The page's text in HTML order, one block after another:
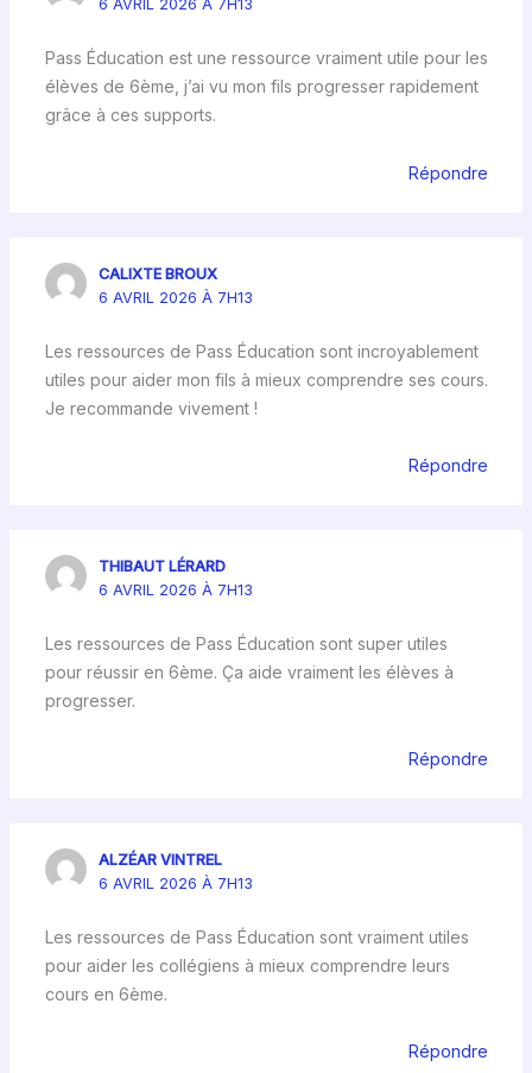
6 AVRIL 2026 À 7H13
Pass Éducation est une ressource vraiment utile pour les
élèves de 6ème, j’ai vu mon fils progresser rapidement
grâce à ces supports.
Répondre
CALIXTE BROUX
6 AVRIL 2026 À 7H13
Les ressources de Pass Éducation sont incroyablement
utiles pour aider mon fils à mieux comprendre ses cours.
Je recommande vivement !
Répondre
THIBAUT LÉRARD
6 AVRIL 2026 À 7H13
Les ressources de Pass Éducation sont super utiles
pour réussir en 6ème. Ça aide vraiment les élèves à
progresser.
Répondre
ALZÉAR VINTREL
6 AVRIL 2026 À 7H13
Les ressources de Pass Éducation sont vraiment utiles
pour aider les collégiens à mieux comprendre leurs
cours en 6ème.
Répondre